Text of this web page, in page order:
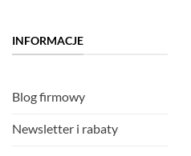
INFORMACJE
Blog firmowy
Newsletter i rabaty